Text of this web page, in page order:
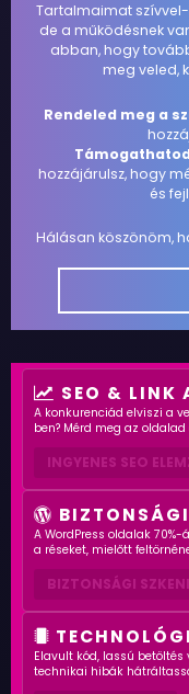
Tartalmaimat
de a működésnek
abban, hogy
meg veled,
Rendeled meg a
hozzájárulsz, hogy
és
Hálásan köszönöm,
SEO & LINK
A konkurenciád elviszi a
ben? Mérd meg az oldalad
INGYENES SEO
A WordPress oldalak
a réseket, mielőtt
BIZTONSÁGI
Elavult kód, lassú
technikai hibák